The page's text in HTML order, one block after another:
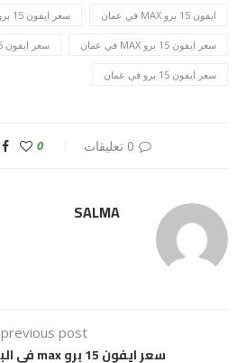
ايفون 15 برو MAX في عمان سعر ايفون 15 برو MAX
سعر ايفون 15 برو MAX في عمان سعر ايفون 15 برو MAX في عمان بالدولار
سعر ايفون 15 برو في عمان
0 تعليقات 0
SALMA
previous post
سعر ايفون 15 برو max في البحرين بالدولار